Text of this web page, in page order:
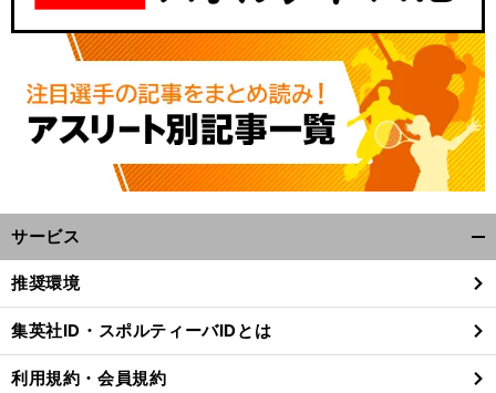
サービス
閉
る
推奨環境
集英社ID・スポルティーバIDとは
利用規約・会員規約